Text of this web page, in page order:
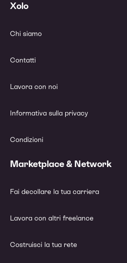
Xolo
Chi siamo
Contatti
Lavora con noi
Informativa sulla privacy
Condizioni
Marketplace & Network
Fai decollare la tua carriera
Lavora con altri freelance
Costruisci la tua rete